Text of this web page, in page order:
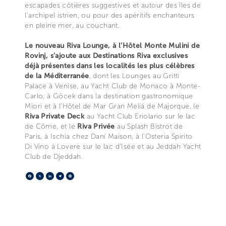
escapades côtières suggestives et autour des îles de
l'archipel istrien, ou pour des apéritifs enchanteurs
en pleine mer, au couchant.
Le nouveau Riva Lounge, à l’Hôtel Monte Mulini de
Rovinj, s’ajoute aux Destinations Riva exclusives
déjà présentes dans les localités les plus célèbres
de la Méditerranée, dont les Lounges au Gritti
Palace à Venise, au Yacht Club de Monaco à Monte-
Carlo, à Göcek dans la destination gastronomique
Miori et à l’Hôtel de Mar Gran Meliá de Majorque, le
Riva Private Deckau Yacht Club Eriolario sur le lac
de Côme, et le Riva Privée au Splash Bistrot de
Paris, à Ischia chez Daní Maison, à l’Osteria Spirito
Di Vino à Lovere sur le lac d’Isée et au Jeddah Yacht
Club de Djeddah.
Facebook
X LinkedIn
Telegram